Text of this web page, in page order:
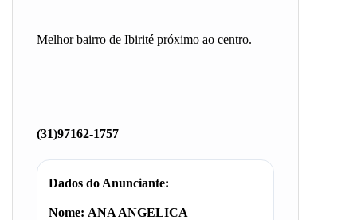
Melhor bairro de Ibirité próximo ao centro.
(31)97162-1757
Dados do Anunciante:
Nome: ANA ANGELICA